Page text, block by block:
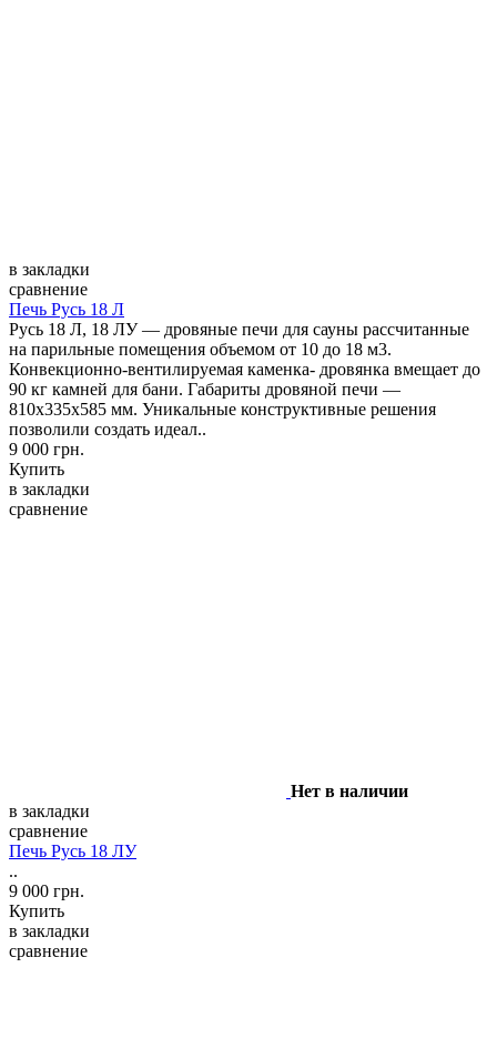
в закладки
сравнение
Печь Русь 18 Л
Русь 18 Л, 18 ЛУ — дровяные печи для сауны рассчитанные
на парильные помещения объемом от 10 до 18 м3.
Конвекционно-вентилируемая каменка- дровянка вмещает до
90 кг камней для бани. Габариты дровяной печи —
810х335х585 мм. Уникальные конструктивные решения
позволили создать идеал..
9 000 грн.
Купить
в закладки
сравнение
Нет в наличии
в закладки
сравнение
Печь Русь 18 ЛУ
..
9 000 грн.
Купить
в закладки
сравнение